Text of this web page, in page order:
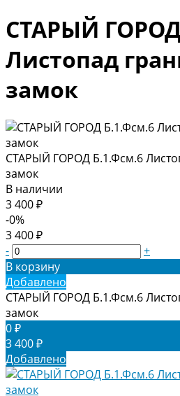
СТАРЫЙ
Листопад
замок
СТАРЫЙ ГОРОД Б.1.Фсм.6
замок
В наличии
3 400 ₽
-0%
3 400 ₽
-
+
В корзину
Добавлено
СТАРЫЙ ГОРОД Б.1.Фсм.6
замок
0 ₽
3 400 ₽
Добавлено